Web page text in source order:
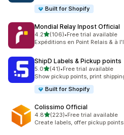
Built for Shopify
Mondial Relay Inpost Official
4.25つ星中
(106)
合計レビュー数：106件
•Free trial available
Expéditions en Point Relais & à
ShipD Labels & Pickup points
5.05つ星中
(41)
合計レビュー数：41件
•Free trial available
Show pickup points, print
Built for Shopify
Colissimo Official
4.85つ星中
(223)
合計レビュー数：223件
•Free trial available
Create labels, offer pickup